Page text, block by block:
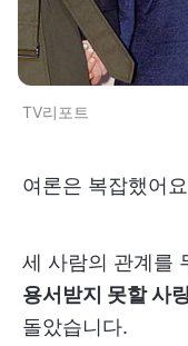
TV리포트
여론은 복잡했어
세 사람의 관계를
용서받지 못할 사
돌았습니다.